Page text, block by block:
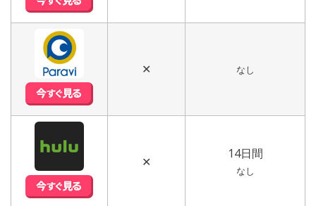
✕ なし
✕
14日間
なし